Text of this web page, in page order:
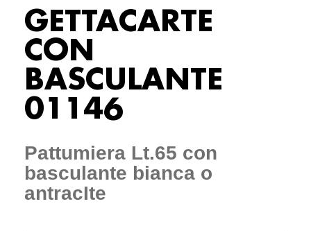
GETTACARTE
CON
BASCULANTE
01146
Pattumiera Lt.65 con
basculante bianca o
antracIte